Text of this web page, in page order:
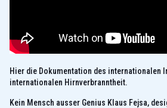
Hier die Dokumentation des internationalen
internationalen Hirnverbranntheit.
Kein Mensch ausser Genius Klaus Fejsa,